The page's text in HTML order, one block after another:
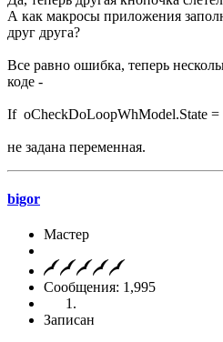
А как макросы приложения
друг друга?
Все равно ошибка, теперь
коде -
If oCheckDoLoopWhModel.State =
не задана переменная.
bigor
Мастер
Сообщения: 1,995
Записан